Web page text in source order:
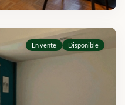
En vente Disponible